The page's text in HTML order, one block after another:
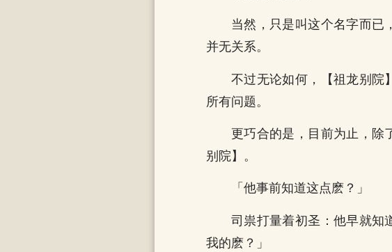
当然，只是叫这个名字而已
并无关系。
不过无论如何，【祖龙别院
所有问题。
更巧合的是，目前为止，除
别院】。
「他事前知道这点麽？」
司祟打量着初圣：他早就知
我的麽？」